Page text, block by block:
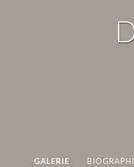
GALERIE